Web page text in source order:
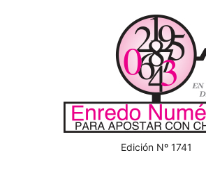
Edición Nº 1741